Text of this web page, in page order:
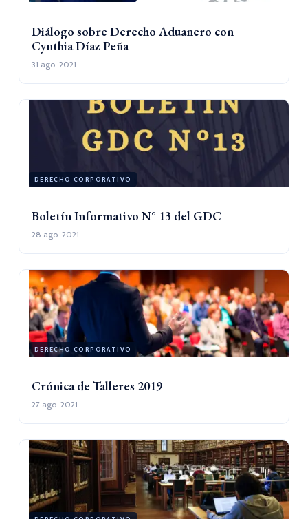
Diálogo sobre Derecho Aduanero con
Cynthia Díaz Peña
31 ago. 2021
DERECHO CORPORATIVO
Boletín Informativo N° 13 del GDC
28 ago. 2021
DERECHO CORPORATIVO
Crónica de Talleres 2019
27 ago. 2021